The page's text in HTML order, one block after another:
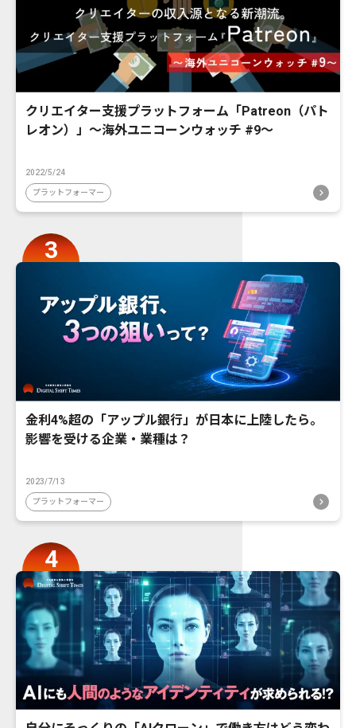
クリエイター支援プラットフォーム「Patreon（パト
レオン）」〜海外ユニコーンウォッチ #9〜
2022/5/24
プラットフォーマー
金利4%超の「アップル銀行」が日本に上陸したら。
影響を受ける企業・業種は？
2023/7/13
プラットフォーマー